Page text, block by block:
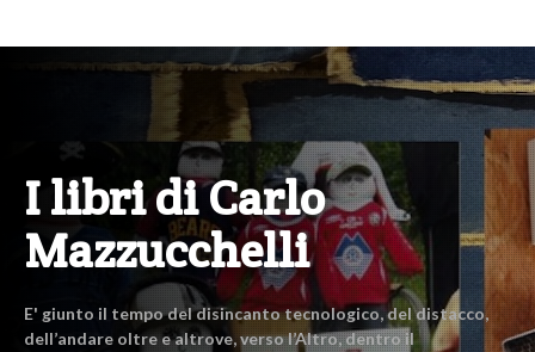
I libri di Carlo
Mazzucchelli
E' giunto il tempo del disincanto tecnologico, del distacco,
dell’andare oltre e altrove, verso l’Altro, dentro il